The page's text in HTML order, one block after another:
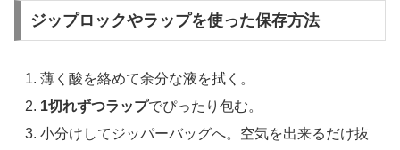
ジップロックやラップを使った保存方法
薄く酸を絡めて余分な液を拭く。
1切れずつラップでぴったり包む。
小分けしてジッパーバッグへ。空気を出来るだけ抜